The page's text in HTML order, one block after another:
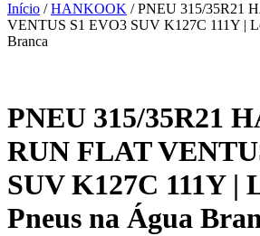
Início /HANKOOK / PNEU 315/35R21
VENTUS S1 EVO3 SUV K127C 111Y |
Branca
PNEU 315/35R21
RUN FLAT
SUV K127C 111Y |
Pneus na Água